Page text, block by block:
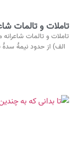
تاملات و تالمات
الف) از حدود نیمۀ سدۀ